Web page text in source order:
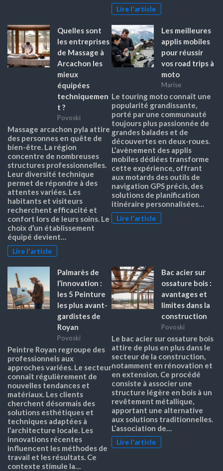
Lire l'article
Quelles sont
les entreprises
de Massage à
Arcachon les
mieux
équipées
techniquemen
t ?
Povoski
Massage arcachon pyla attire
des personnes en quête de
bien-être. La région
concentre de nombreuses
structures professionnelles.
Leur diversité technique
permet de répondre à des
attentes variées. Les
habitants et visiteurs
recherchent efficacité et
confort lors de leurs soins. Le
choix d’un établissement
équipé devient…
Lire l'article
Les meilleures
applis mobiles
pour réussir
vos road trips à
moto
Marise
Le touring moto connaît une
popularité grandissante,
porté par une communauté
toujours plus passionnée de
grandes balades et de
découvertes en deux-roues.
L’avènement des applis
mobiles dédiées transforme
cette expérience, offrant
aux motards des outils de
navigation GPS précis, des
solutions de planification
itinéraire personnalisées…
Lire l'article
Palmarès de
l’innovation :
les 5 Peinture
les plus avant-
gardistes de
Royan
Povoski
Peintre Royan regroupe des
professionnels aux
approches variées. Le secteur
connaît régulièrement de
nouvelles tendances et
matériaux. Les clients
cherchent désormais des
solutions esthétiques et
techniques adaptées à
l’architecture locale. Les
innovations récentes
influencent les méthodes de
travail et les résultats. Ce
contexte stimule la…
Bac acier sur
ossature bois :
avantages et
limites dans la
construction
Povoski
Le bac acier sur ossature bois
attire de plus en plus dans le
secteur de la construction,
notamment en rénovation et
en extension. Ce procédé
consiste à associer une
structure légère en bois à un
revêtement métallique,
apportant une alternative
aux solutions traditionnelles.
L’association de…
Lire l'article